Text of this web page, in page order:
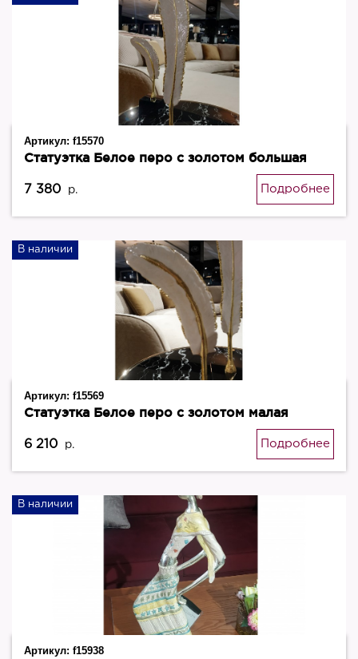
Артикул: f15570
Статуэтка Белое перо с золотом большая
7 380 р. Подробнее
В наличии
Артикул: f15569
Статуэтка Белое перо с золотом малая
6 210 р. Подробнее
В наличии
Артикул: f15938